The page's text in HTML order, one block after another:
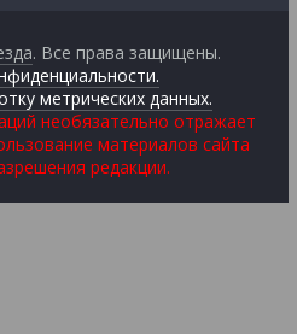
. Все права защищены.
метрических данных.
необязательно отражает
материалов сайта
редакции.